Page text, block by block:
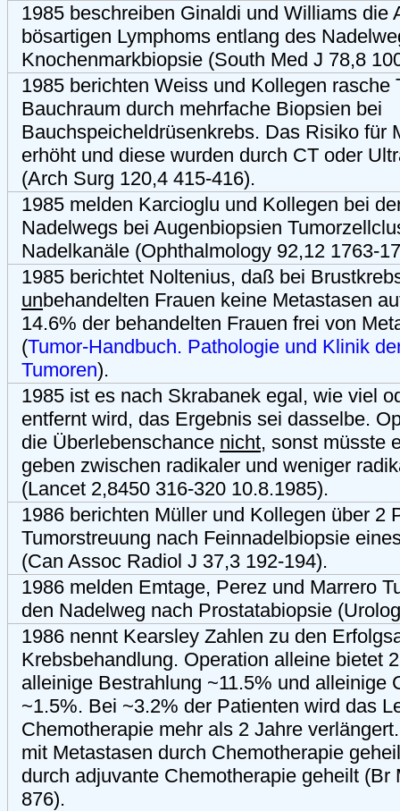
1985 beschreiben Ginaldi und Williams die
bösartigen Lymphoms entlang des
Knochenmarkbiopsie (South Med J 78,8
1985 berichten Weiss und Kollegen rasche
Bauchraum durch mehrfache Biopsien bei
Bauchspeicheldrüsenkrebs. Das Risiko für
erhöht und diese wurden durch CT oder
(Arch Surg 120,4 415-416).
1985 melden Karcioglu und Kollegen bei
Nadelwegs bei Augenbiopsien
Nadelkanäle (Ophthalmology 92,12 1763-
1985 berichtet Noltenius, daß bei
unbehandelten Frauen keine Metastasen
14.6% der behandelten Frauen frei von
(Tumor-Handbuch. Pathologie und Klinik
Tumoren).
1985 ist es nach Skrabanek egal, wie viel
entfernt wird, das Ergebnis sei dasselbe.
die Überlebenschance nicht, sonst müsste
geben zwischen radikaler und weniger
(Lancet 2,8450 316-320 10.8.1985).
1986 berichten Müller und Kollegen über 2
Tumorstreuung nach Feinnadelbiopsie
(Can Assoc Radiol J 37,3 192-194).
1986 melden Emtage, Perez und Marrero
den Nadelweg nach Prostatabiopsie
1986 nennt Kearsley Zahlen zu den
Krebsbehandlung. Operation alleine bietet
alleinige Bestrahlung ~11.5% und alleinige
~1.5%. Bei ~3.2% der Patienten wird das
Chemotherapie mehr als 2 Jahre
mit Metastasen durch Chemotherapie
durch adjuvante Chemotherapie geheilt (Br
876).